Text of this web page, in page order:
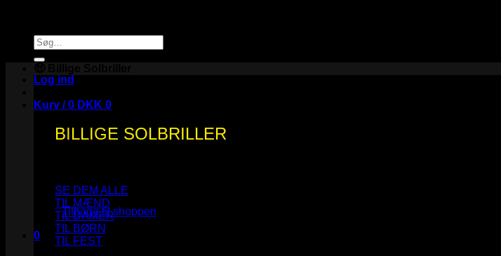
Søg
efter:
Log ind
Kurv /0 DKK 0
Ingen varer i kurven.
Tilbage til shoppen
0
Kurv
BILLIGE SOLBRILLER
SE DEM ALLE
TIL MÆND
TIL DAMER
TIL BØRN
TIL FEST